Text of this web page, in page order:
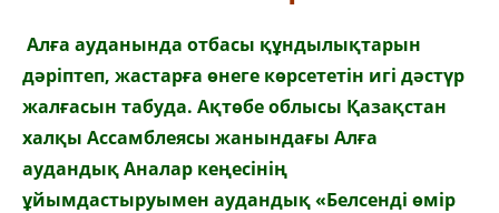
Алға ауданында отбасы құндылықтарын
дәріптеп, жастарға өнеге көрсететін игі дәстүр
жалғасын табуда. Ақтөбе облысы Қазақстан
халқы Ассамблеясы жанындағы Алға
аудандық Аналар кеңесінің
ұйымдастыруымен аудандық «Белсенді өмір